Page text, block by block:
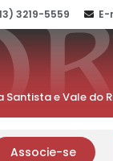
3219-5559
e Vale do
Associe-se